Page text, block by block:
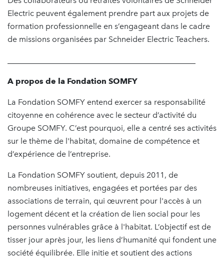
Electric peuvent également prendre part aux projets de
formation professionnelle en s’engageant dans le cadre
de missions organisées par Schneider Electric Teachers.
A propos de la Fondation SOMFY
La Fondation SOMFY entend exercer sa responsabilité
citoyenne en cohérence avec le secteur d’activité du
Groupe SOMFY. C’est pourquoi, elle a centré ses activités
sur le thème de l'habitat, domaine de compétence et
d’expérience de l’entreprise.
La Fondation SOMFY soutient, depuis 2011, de
nombreuses initiatives, engagées et portées par des
associations de terrain, qui œuvrent pour l'accès à un
logement décent et la création de lien social pour les
personnes vulnérables grâce à l'habitat. L’objectif est de
tisser jour après jour, les liens d’humanité qui fondent une
société équilibrée. Elle initie et soutient des actions